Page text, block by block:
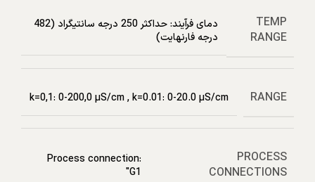
TEMP
RANGE
دمای فرآیند: حداکثر 250 درجه سانتیگراد (482
درجه فارنهایت)
RANGE
k=0,1: 0-200,0 µS/cm,k=0.01: 0-20.0 µS/cm
PROCESS
CONNECTIONS
Process connection:
G1"